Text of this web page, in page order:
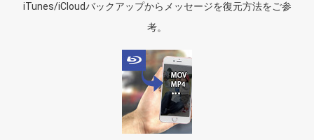
iTunes/iCloudバックアップからメッセージを復元方法をご参
考。